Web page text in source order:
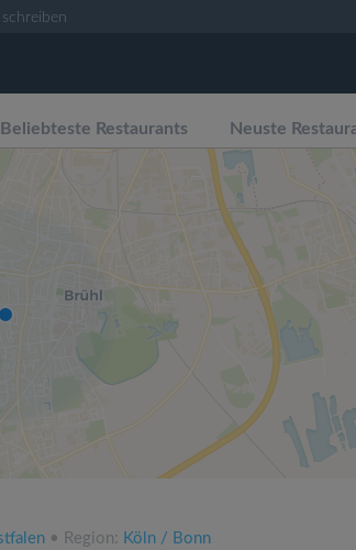
Beliebteste Restaurants Neuste
• Region: Köln / Bonn